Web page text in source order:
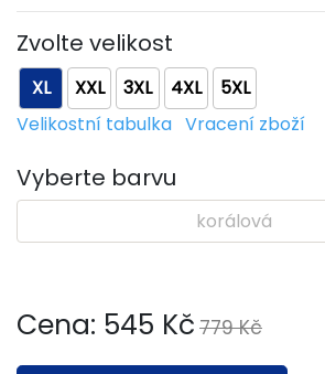
Zvolte velikost
XL XXL 3XL 4XL
5XL
Velikostní tabulka Vracení zboží
Vyberte barvu
korálová
Cena: 545 Kč 779 Kč